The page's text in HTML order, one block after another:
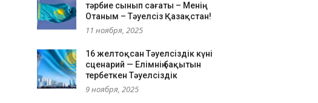
тәрбие сынып сағаты – Менің
Отаным – Тәуелсіз Қазақстан!
11 ноября, 2025
16 желтоқсан Тәуелсіздік күні
сценарий — Елімнің бақытын
тербеткен Тәуелсіздік
9 ноября, 2025